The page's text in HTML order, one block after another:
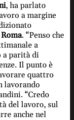
, ha parlato
a margine
Roma. “Penso che
a
a parità di
Il punto è
quattro
lavorando
“Credo
del lavoro, sul
anche nel